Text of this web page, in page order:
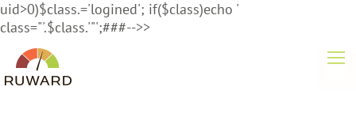
uid>0)$class.='logined'; if($class)echo '
class="'.$class.'"';###-->>